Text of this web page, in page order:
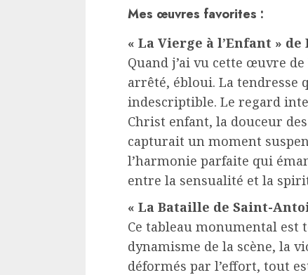
Mes œuvres favorites :
« La Vierge à l’Enfant » de
Quand j’ai vu cette œuvre
arrêté, ébloui. La tendresse
indescriptible. Le regard
Christ enfant, la douceur
capturait un moment
l’harmonie parfaite qui
entre la sensualité et la
« La Bataille de Saint-
Ce tableau monumental
dynamisme de la scène, la
déformés par l’effort, tout